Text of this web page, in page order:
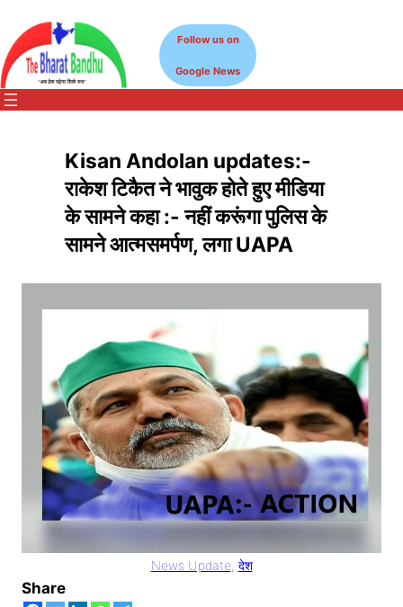
content
Follow us on
Google News
Kisan Andolan updates:-
राकेश टिकैत ने भावुक होते हुए मीडिया
के सामने कहा :- नहीं करूंगा पुलिस के
सामने आत्मसमर्पण, लगा UAPA
News Update, देश
Share